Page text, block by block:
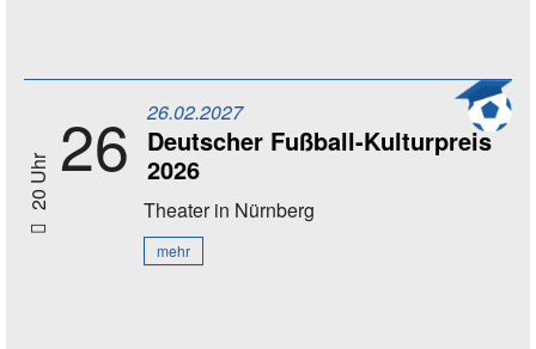
20 Uhr 26 26.02.2027
Deutscher Fußball-Kulturpreis
2026
Theaterin Nürnberg
mehr